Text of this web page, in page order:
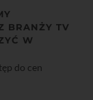
BRANŻY TV
W
do cen